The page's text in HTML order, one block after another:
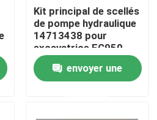
Kit principal de scellés
de pompe hydraulique
14713438 pour
excavatrice EC950
envoyer une